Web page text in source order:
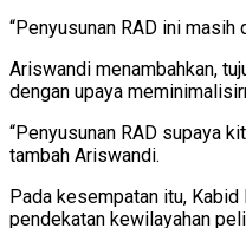
“Penyusunan RAD ini
Ariswandi menambahkan,
dengan upaya
“Penyusunan RAD supaya
tambah Ariswandi.
Pada kesempatan itu,
pendekatan kewilayahan